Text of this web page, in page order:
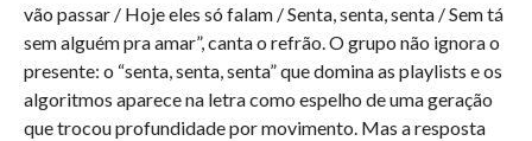
vão passar / Hoje eles só falam / Senta, senta, senta / Sem tá
sem alguém pra amar”, canta o refrão. O grupo não ignora o
presente: o “senta, senta, senta” que domina as playlists e os
algoritmos aparece na letra como espelho de uma geração
que trocou profundidade por movimento. Mas a resposta